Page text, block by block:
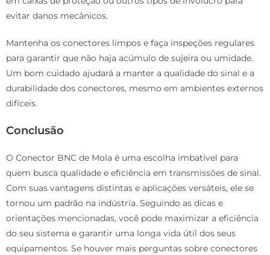
evitar danos mecânicos.
Mantenha os conectores limpos e faça inspeções regulares
para garantir que não haja acúmulo de sujeira ou umidade.
Um bom cuidado ajudará a manter a qualidade do sinal e a
durabilidade dos conectores, mesmo em ambientes externos
difíceis.
Conclusão
O Conector BNC de Mola é uma escolha imbatível para
quem busca qualidade e eficiência em transmissões de sinal.
Com suas vantagens distintas e aplicações versáteis, ele se
tornou um padrão na indústria. Seguindo as dicas e
orientações mencionadas, você pode maximizar a eficiência
do seu sistema e garantir uma longa vida útil dos seus
equipamentos. Se houver mais perguntas sobre conectores